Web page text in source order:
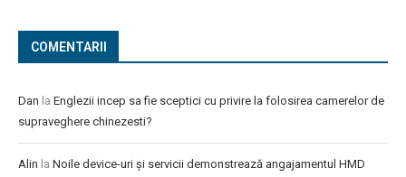
COMENTARII
Dan la Englezii incep sa fie sceptici cu privire la folosirea camerelor de
supraveghere chinezesti?
Alin la Noile device-uri și servicii demonstrează angajamentul HMD